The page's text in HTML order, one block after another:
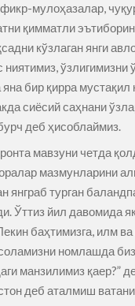
мулоҳазалар,
қимматли
кўзлаган янги
бир қирра
сиёсий саҳнани
деб ҳисоблаймиз.
мавзуни четда
мазмунларини
турган
Ўттиз йил давомида
баҳтимизга, илм
номлашда
манзилимиз
деб аталмиш